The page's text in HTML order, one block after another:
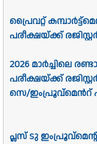
പ്രൈവറ്റ്
പരീക്ഷയ്ക്ക്
2026 മാർച്ചിലെ
പരീക്ഷയ്ക്ക്
സെ/ഇംപ്രൂവ്മെൻറ്
പ്ലസ് ടു